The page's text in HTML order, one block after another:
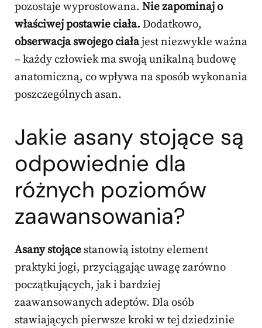
pozostaje wyprostowana. Nie zapominaj o
właściwej postawie ciała. Dodatkowo,
obserwacja swojego ciałajest niezwykle ważna
– każdy człowiek ma swoją unikalną budowę
anatomiczną, co wpływa na sposób wykonania
poszczególnych asan.
Jakie asany stojące są
odpowiednie dla
różnych poziomów
zaawansowania?
Asany stojące stanowią istotny element
praktyki jogi, przyciągając uwagę zarówno
początkujących, jak i bardziej
zaawansowanych adeptów. Dla osób
stawiających pierwsze kroki w tej dziedzinie